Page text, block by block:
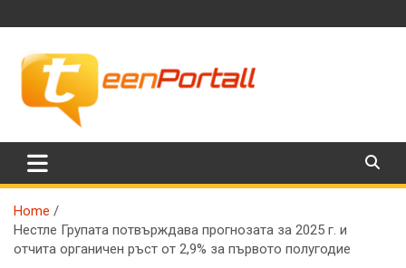
to
TeenPortall
Home
Нестле Групата потвърждава прогнозата за 2025 г. и
отчита органичен ръст от 2,9% за първото полугодие